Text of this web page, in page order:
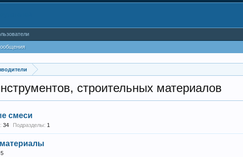
строительных материалов
смеси
34 Подразделы: 1
5